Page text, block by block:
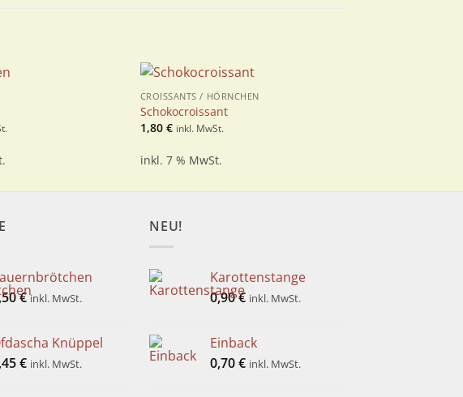
CROISSANTS / HÖRNCHEN
Schokocroissant
1,80 € inkl. MwSt.
inkl. 7 % MwSt.
€ inkl. MwSt.
Knüppel
€ inkl. MwSt.
NEU!
Karottenstange
0,90€ inkl. MwSt.
Einback
0,70€ inkl. MwSt.